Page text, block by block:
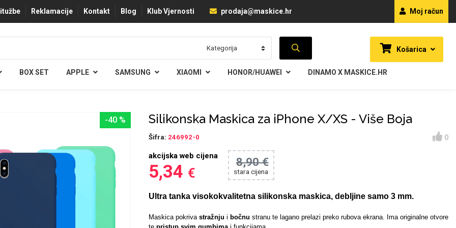
Reklamacije Kontakt Blog Klub Vjernosti prodaja@maskice.hr Moj račun
Košarica
BOX SET APPLE SAMSUNG XIAOMI HONOR/HUAWEI DINAMO X MASKICE.HR
-40 % Silikonska Maskica za iPhone X/XS - Više Boja
Šifra: 246992-0
0
akcijska web cijena
5,34 €
8,90 €
stara cijena
Ultra tanka visokokvalitetna silikonska maskica, debljine samo 3 mm.
Maskica pokriva stražnju i bočnu stranu te lagano prelazi preko rubova ekrana. Ima originalne otvore